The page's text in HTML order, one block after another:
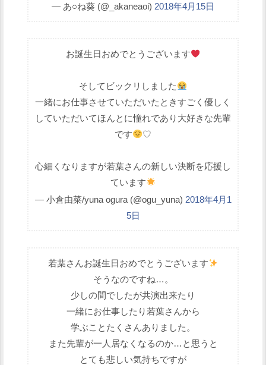
— あ○ね葵 (@_akaneaoi) 2018年4月15日
お誕生日おめでとうございます
そしてビックリしました
一緒にお仕事させていただいたときすごく優しく
していただいてほんとに憧れであり大好きな先輩
です
♡
心細くなりますが若葉さんの新しい決断を応援し
ています
— 小倉由菜/yuna ogura (@ogu_yuna) 2018年4月1
5日
若葉さんお誕生日おめでとうございます
そうなのですね…。
少しの間でしたが共演出来たり
一緒にお仕事したり若葉さんから
学ぶことたくさんありました。
また先輩が一人居なくなるのか…と思うと
とても悲しい気持ちですが